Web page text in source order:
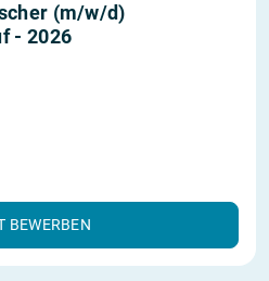
(m/w/d)
- 2026
BEWERBEN